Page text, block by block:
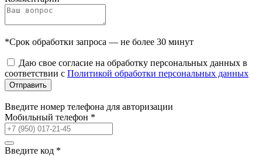
*Срок обработки запроса — не более 30 минут
Даю свое согласие на обработку персональных данных в
соответствии с Политикой обработки персональных данных
Отправить
Введите номер телефона для авторизации
Мобильный телефон *
Введите код *